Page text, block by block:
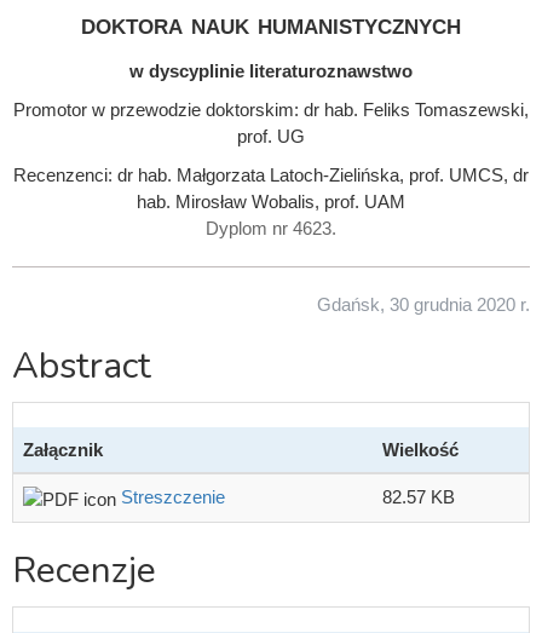
doktora nauk humanistycznych
w dyscyplinie literaturoznawstwo
Promotor w przewodzie doktorskim: dr hab. Feliks Tomaszewski,
prof. UG
Recenzenci: dr hab. Małgorzata Latoch-Zielińska, prof. UMCS, dr
hab. Mirosław Wobalis, prof. UAM
Dyplom nr 4623.
Gdańsk, 30 grudnia 2020 r.
Abstract
Załącznik Wielkość
Streszczenie 82.57 KB
Recenzje